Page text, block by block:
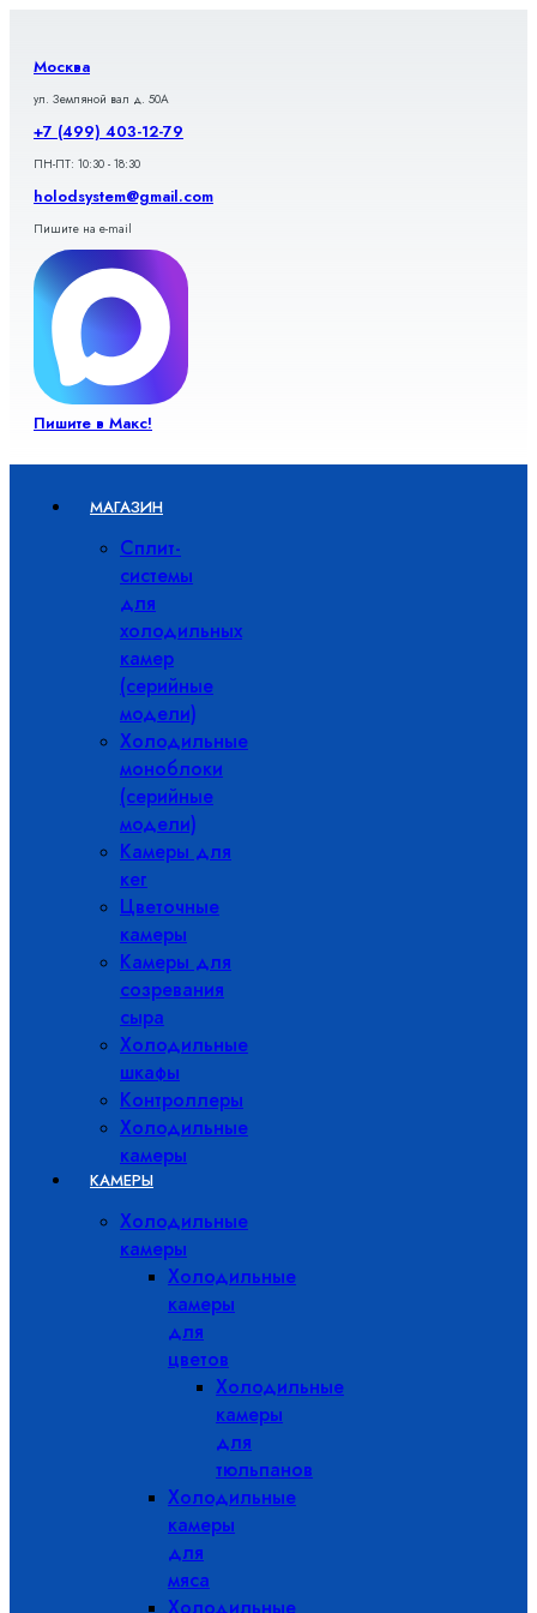
содержимому
Москва
ул. Земляной вал д. 50А
+7 (499) 403-12-79
ПН-ПТ: 10:30 - 18:30
holodsystem@gmail.com
Пишите на e-mail
Пишите в Макс!
МАГАЗИН
Сплит-
системы
для
холодильных
камер
(серийные
модели)
Холодильные
моноблоки
(серийные
модели)
Камеры для
кег
Цветочные
камеры
Камеры для
созревания
сыра
Холодильные
шкафы
Контроллеры
Холодильные
камеры
КАМЕРЫ
Холодильные
камеры
Холодильные
камеры
для
цветов
Холодильные
камеры
для
тюльпанов
Холодильные
камеры
для
мяса